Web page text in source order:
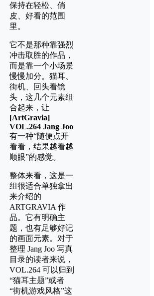
保持在轻松、俏
皮、好看的范围
里。
它不是那种靠强烈
冲击取胜的作品，
而是靠一个小场景
慢慢加分。猫耳、
街机、回头看镜
头，这几个元素组
合起来，让
[ArtGravia]
VOL.264 Jang Joo
有一种“随便点开
看看，结果越看越
顺眼”的感觉。
整体来看，这是一
组很适合单独拿出
来介绍的
ARTGRAVIA 作
品。它有明确主
题，也有足够好记
的画面元素。对于
整理 Jang Joo 写真
目录的读者来说，
VOL.264 可以归到
“猫耳主题”或者
“街机游戏风格”这